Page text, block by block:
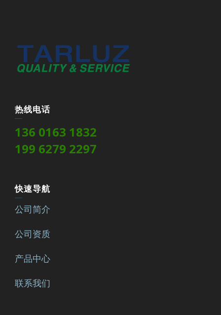
热线电话
136 0163 1832
199 6279 2297
快速导航
公司简介
公司资质
产品中心
联系我们